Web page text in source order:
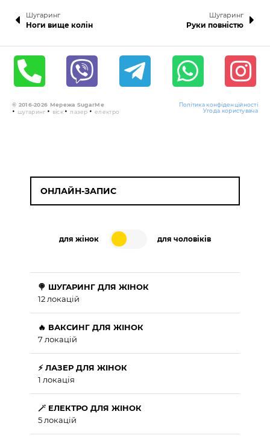
Шугаринг
Ноги вище колін
Шугаринг
Руки повністю
© 2016-2026 Мережа SugarMe
• шугаринг • віск •лазер •електро
Політика конфіденційності
Угода користувача
ОНЛАЙН-ЗАПИС
для жінок для чоловіків
🍭 ШУГАРИНГ ДЛЯ ЖІНОК
12 локацій
🔥 ВАКСИНГ ДЛЯ ЖІНОК
7 локацій
⚡ ЛАЗЕР ДЛЯ ЖІНОК
1 локація
🪄 ЕЛЕКТРО ДЛЯ ЖІНОК
5 локацій